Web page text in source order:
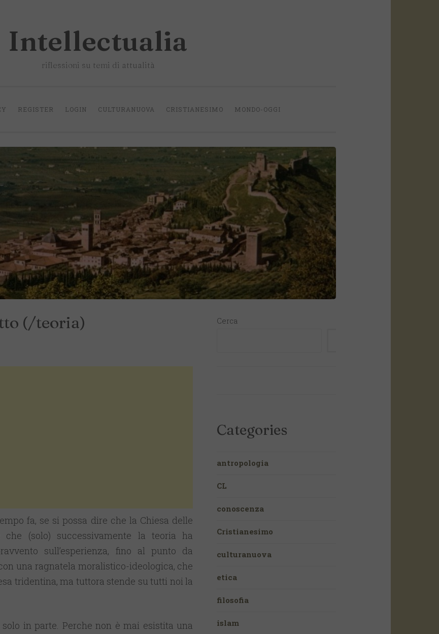
Intellectualia
riflessioni su temi di attualità
REGISTER LOGIN CULTURANUOVA CRISTIANESIMO MONDO-OGGI
(/teoria)
fa, se si possa dire che la Chiesa delle
(solo) successivamente la teoria ha
sull’esperienza, fino al punto da
una ragnatela moralistico-ideologica, che
tridentina, ma tuttora stende su tutti noi la
in parte. Perche non è mai esistita una
Cerca
Categories
antropologia
CL
conoscenza
Cristianesimo
culturanuova
etica
filosofia
islam